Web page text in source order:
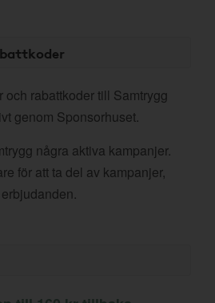
och rabattkoder till Samtrygg
genom Sponsorhuset.
några aktiva kampanjer.
för att ta del av kampanjer,